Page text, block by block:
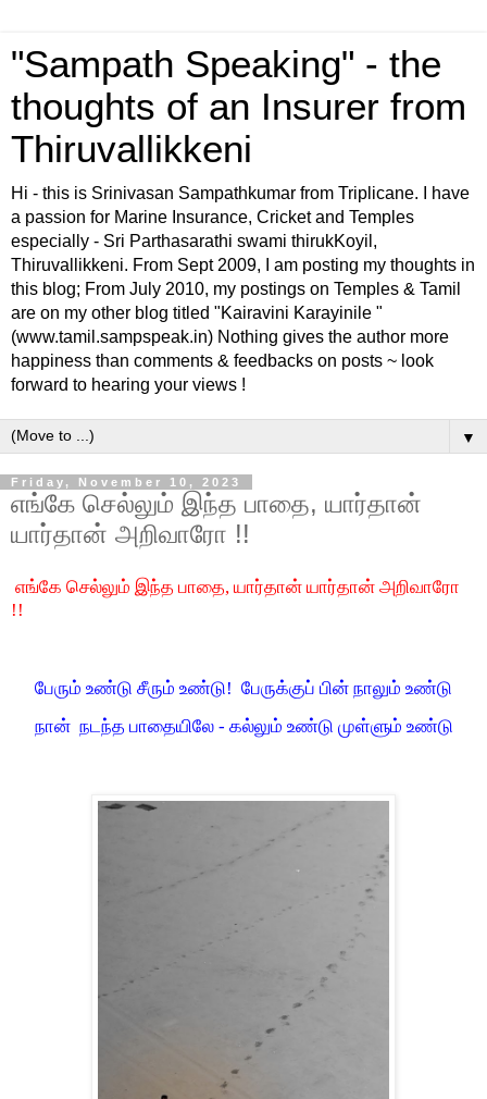
"Sampath Speaking" - the
thoughts of an Insurer from
Thiruvallikkeni
Hi - this is Srinivasan Sampathkumar from Triplicane. I have
a passion for Marine Insurance, Cricket and Temples
especially - Sri Parthasarathi swami thirukKoyil,
Thiruvallikkeni. From Sept 2009, I am posting my thoughts in
this blog; From July 2010, my postings on Temples & Tamil
are on my other blog titled "Kairavini Karayinile "
(www.tamil.sampspeak.in) Nothing gives the author more
happiness than comments & feedbacks on posts ~ look
forward to hearing your views !
▼
Friday, November 10, 2023
எங்கே செல்லும் இந்த பாதை, யார்தான்
யார்தான் அறிவாரோ !!
எங்கே செல்லும் இந்த பாதை, யார்தான் யார்தான் அறிவாரோ
!!
பேரும் உண்டு சீரும் உண்டு! பேருக்குப் பின் நாலும் உண்டு
நான் நடந்த பாதையிலே - கல்லும் உண்டு முள்ளும் உண்டு